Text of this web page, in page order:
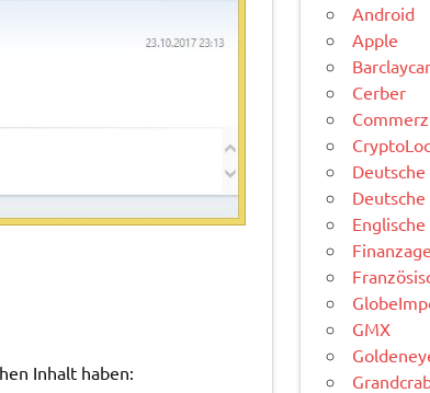
Inhalt haben:
Android
Apple
Cerber
Deutsche
Deutsche
Englische
GMX